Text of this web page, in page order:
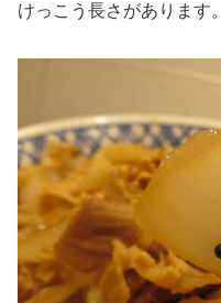
けっこう長さがあります。